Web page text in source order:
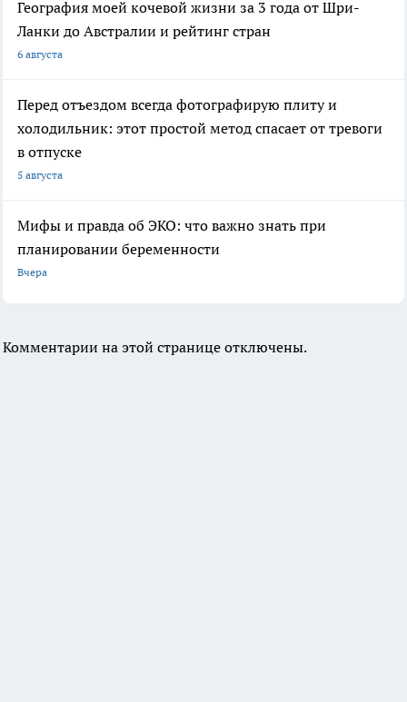
География моей кочевой жизни за 3 года от Шри-
Ланки до Австралии и рейтинг стран
6 августа
Перед отъездом всегда фотографирую плиту и
холодильник: этот простой метод спасает от тревоги
в отпуске
5 августа
Мифы и правда об ЭКО: что важно знать при
планировании беременности
Вчера
Комментарии на этой странице отключены.